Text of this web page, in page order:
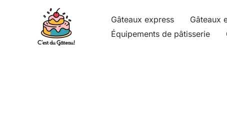
Gâteaux express Gâteaux
Équipements de pâtisserie